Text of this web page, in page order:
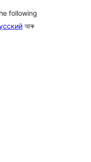
following
আৰু